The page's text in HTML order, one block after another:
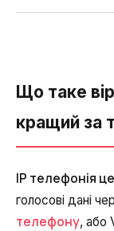
Голосове
Сервіс
телефону
Що таке
кращий за
IP телефонія це
голосові дані
телефону, або